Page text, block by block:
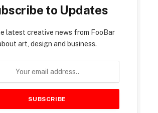
to Updates
latest creative news from FooBar
art, design and business.